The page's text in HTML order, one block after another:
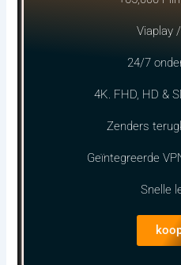
Viaplay
24/7
4K. FHD, HD &
Zenders
Geïntegreerde
Snelle